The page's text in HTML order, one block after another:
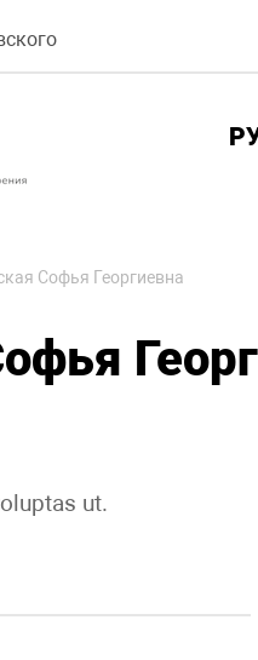
Софья Георгиевна
ut.